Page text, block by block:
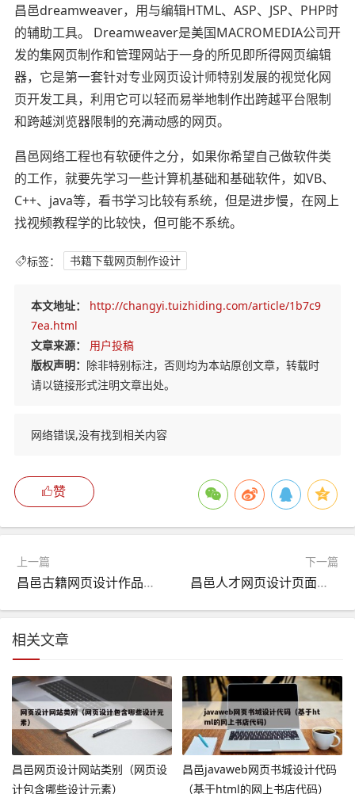
昌邑dreamweaver，用与编辑HTML、ASP、JSP、PHP时
的辅助工具。 Dreamweaver是美国MACROMEDIA公司开
发的集网页制作和管理网站于一身的所见即所得网页编辑
器，它是第一套针对专业网页设计师特别发展的视觉化网
页开发工具，利用它可以轻而易举地制作出跨越平台限制
和跨越浏览器限制的充满动感的网页。
昌邑网络工程也有软硬件之分，如果你希望自己做软件类
的工作，就要先学习一些计算机基础和基础软件，如VB、
C++、java等，看书学习比较有系统，但是进步慢，在网上
找视频教程学的比较快，但可能不系统。
标签： 书籍下载网页制作设计
本文地址：
http://changyi.tuizhiding.com/article/1b7c9
7ea.html
文章来源：
用户投稿
版权声明： 除非特别标注，否则均为本站原创文章，转载时
请以链接形式注明文章出处。
网络错误,没有找到相关内容
赞
上一篇
昌邑古籍网页设计作品欣赏（古书籍网站）
下一篇
昌邑人才网页设计页面（人才招聘网站制作）
相关文章
昌邑网页设计网站类别（网页设
计包含哪些设计元素）
昌邑javaweb网页书城设计代码
（基于html的网上书店代码）